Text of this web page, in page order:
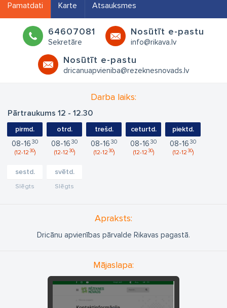
Pamatdati Karte Atsauksmes
64607081
Sekretāre
Nosūtīt e-pastu
info@rikava.lv
Nosūtīt e-pastu
dricanuapvieniba@rezeknesnovads.lv
Darba laiks:
Pārtraukums 12 - 12.30
pirmd.
08 16 30
12 1230
otrd.
08 16 30
12 1230
trešd.
08 16 30
12 1230
ceturtd.
08 16 30
12 1230
piektd.
08 16 30
12 1230
sestd.
Slēgts
svētd.
Slēgts
Apraksts:
Dricānu apvienības pārvalde Rikavas pagastā.
Mājaslapa: